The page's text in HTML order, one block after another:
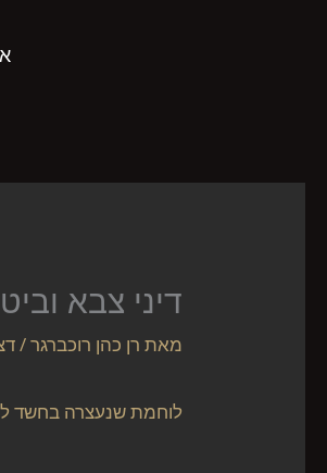
דיני צבא
מאת רן כהן רוכברגר/
לוחמת שנעצרה בחשד